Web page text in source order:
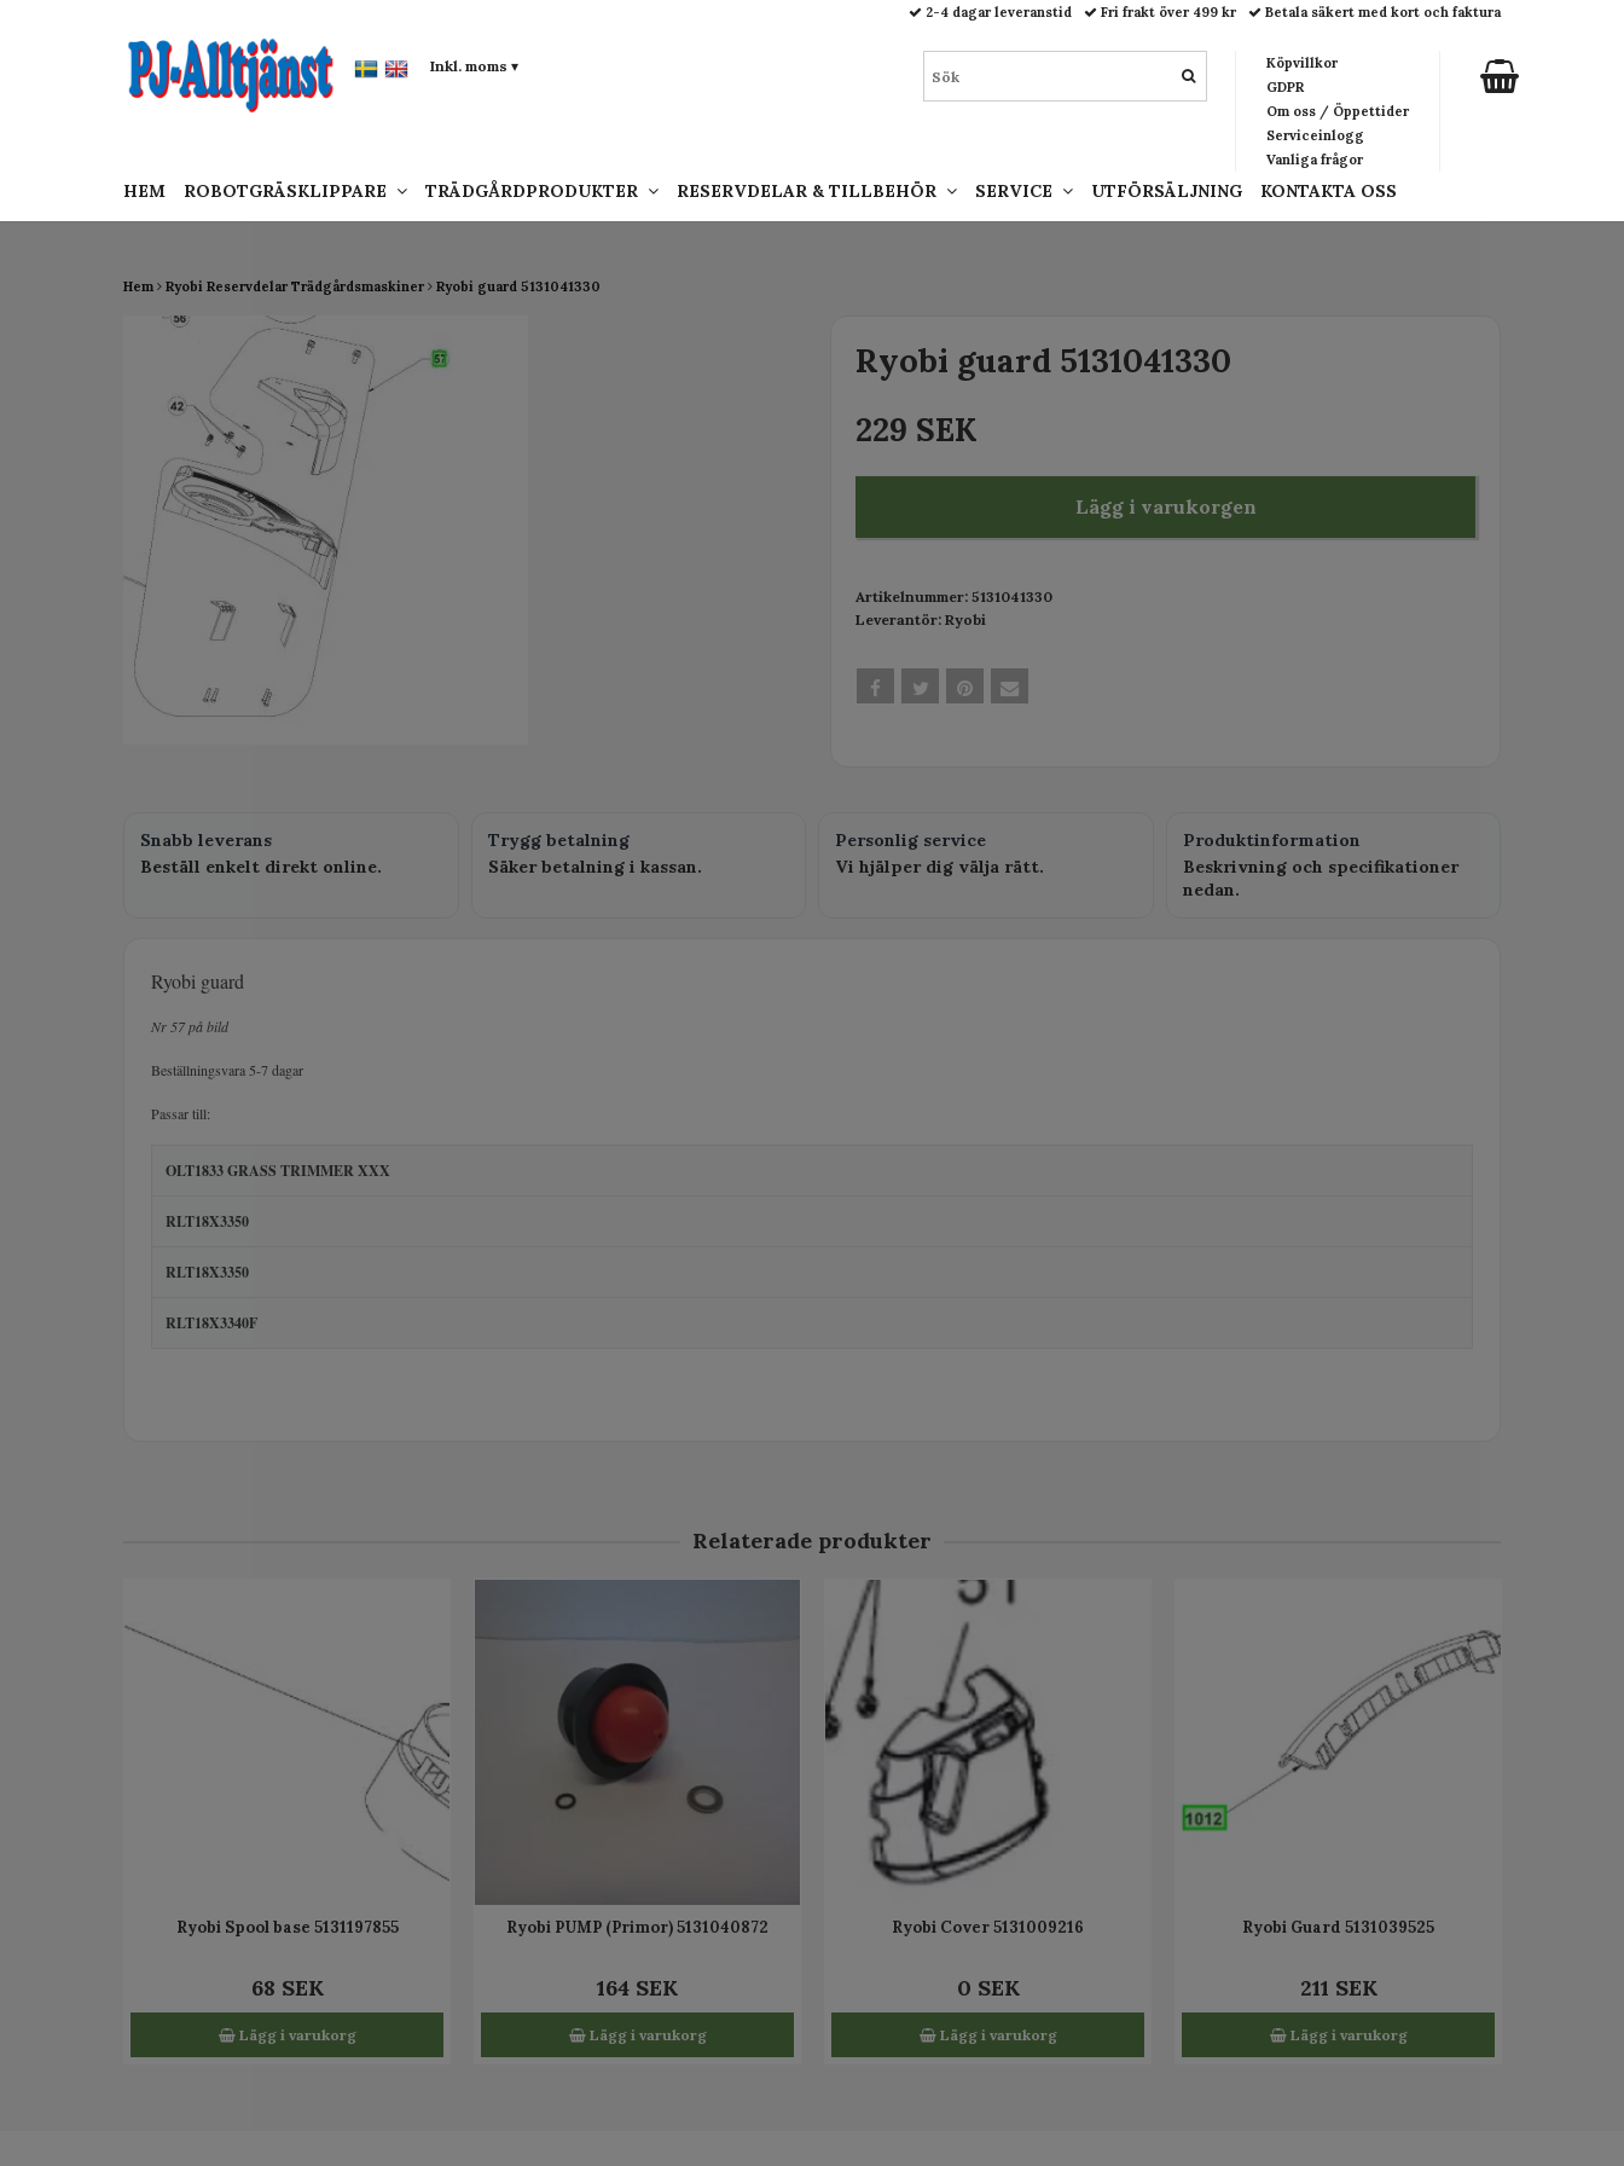
Hem Ryobi Reservdelar Trädgårdsmaskiner Ryobi guard 5131041330
Ryobi guard 5131041330
229 SEK
Lägg i varukorgen
Artikelnummer: 5131041330
Leverantör: Ryobi
Snabb leverans
Beställ enkelt direkt online.
Trygg betalning
Säker betalning i kassan.
Personlig service
Vi hjälper dig välja rätt.
Produktinformation
Beskrivning och specifikationer
nedan.
Ryobi guard
Nr 57 på bild
Beställningsvara 5-7 dagar
Passar till:
OLT1833 GRASS TRIMMER XXX
RLT18X3350
RLT18X3350
RLT18X3340F
Relaterade produkter
Ryobi Spool base 5131197855
68 SEK
Lägg i varukorg
Ryobi PUMP (Primor) 5131040872
164 SEK
Lägg i varukorg
Ryobi Cover 5131009216
0 SEK
Lägg i varukorg
Ryobi Guard 5131039525
211 SEK
Lägg i varukorg
Inkl. moms ▾
2-4 dagar leveranstid Fri frakt över 499 kr Betala säkert med kort och faktura
Köpvillkor
GDPR
Om oss / Öppettider
Serviceinlogg
Vanliga frågor
HEM ROBOTGRÄSKLIPPARE TRÄDGÅRDPRODUKTER RESERVDELAR & TILLBEHÖR SERVICE UTFÖRSÄLJNING KONTAKTA OSS